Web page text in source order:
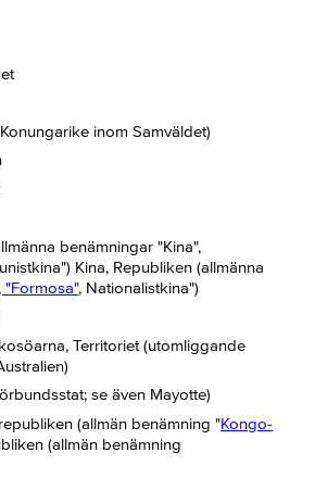
inom Samväldet)
benämningar "Kina",
Kina, Republiken (allmänna
"Formosa", Nationalistkina")
Territoriet (utomliggande
se även Mayotte)
(allmän benämning "Kongo-
(allmän benämning